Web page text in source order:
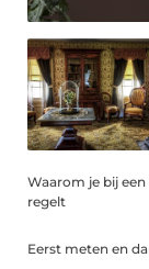
Waarom je bij
regelt
Eerst meten en